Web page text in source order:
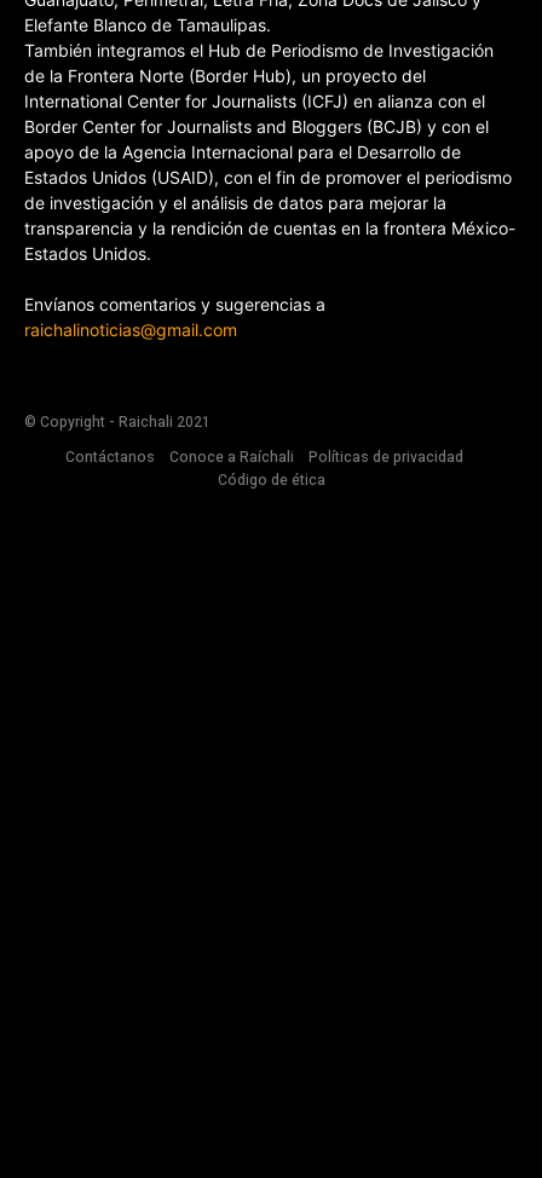
Elefante Blanco de Tamaulipas.
También integramos el Hub de Periodismo de Investigación
de la Frontera Norte (Border Hub), un proyecto del
International Center for Journalists (ICFJ) en alianza con el
Border Center for Journalists and Bloggers (BCJB) y con el
apoyo de la Agencia Internacional para el Desarrollo de
Estados Unidos (USAID), con el fin de promover el periodismo
de investigación y el análisis de datos para mejorar la
transparencia y la rendición de cuentas en la frontera México-
Estados Unidos.
Envíanos comentarios y sugerencias a
raichalinoticias@gmail.com
© Copyright - Raichali 2021
Contáctanos
Conoce a Raíchali
Políticas de privacidad
Código de ética